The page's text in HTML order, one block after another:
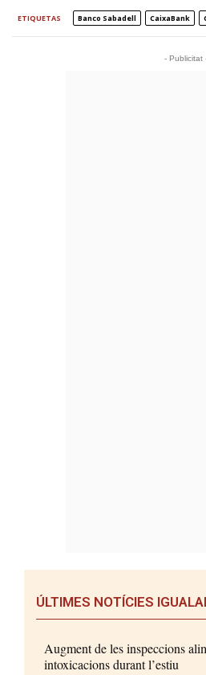
ETIQUETAS Banco Sabadell CaixaBank
- Publicitat
ÚLTIMES NOTÍCIES
Augment de les inspeccions
intoxicacions durant l’estiu